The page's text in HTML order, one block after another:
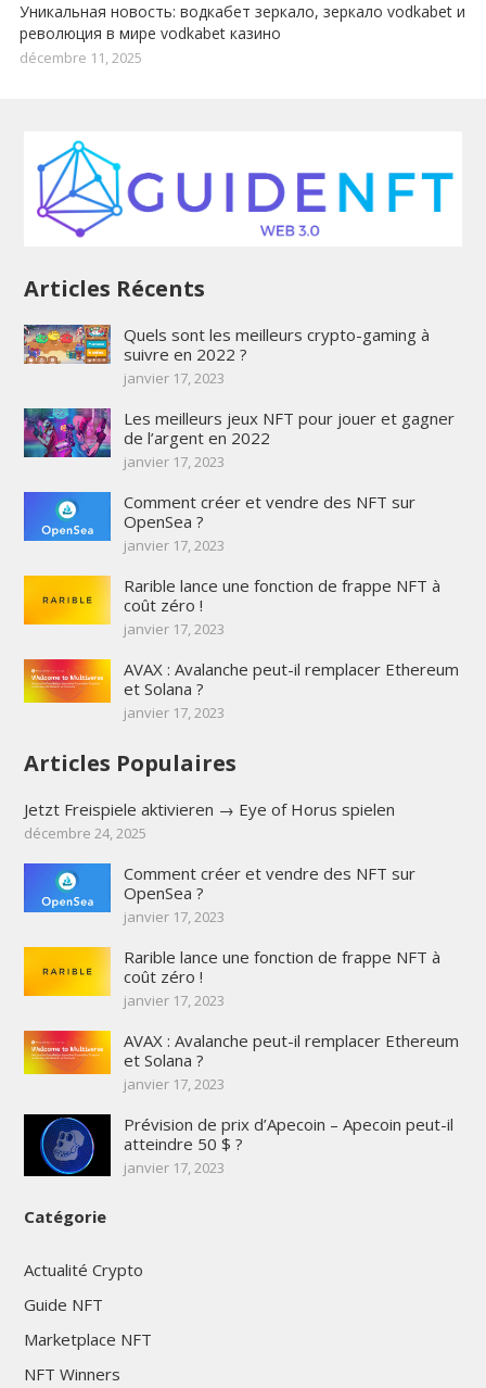
Уникальная новость: водкабет зеркало, зеркало vodkabet и
революция в мире vodkabet казино
décembre 11, 2025
Articles Récents
Quels sont les meilleurs crypto-gaming à
suivre en 2022 ?
janvier 17, 2023
Les meilleurs jeux NFT pour jouer et gagner
de l’argent en 2022
janvier 17, 2023
Comment créer et vendre des NFT sur
OpenSea ?
janvier 17, 2023
Rarible lance une fonction de frappe NFT à
coût zéro !
janvier 17, 2023
AVAX : Avalanche peut-il remplacer Ethereum
et Solana ?
janvier 17, 2023
Articles Populaires
Jetzt Freispiele aktivieren → Eye of Horus spielen
décembre 24, 2025
Comment créer et vendre des NFT sur
OpenSea ?
janvier 17, 2023
Rarible lance une fonction de frappe NFT à
coût zéro !
janvier 17, 2023
AVAX : Avalanche peut-il remplacer Ethereum
et Solana ?
janvier 17, 2023
Prévision de prix d’Apecoin – Apecoin peut-il
atteindre 50 $ ?
janvier 17, 2023
Catégorie
Actualité Crypto
Guide NFT
Marketplace NFT
NFT Winners